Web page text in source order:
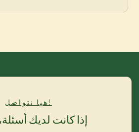
هيا نتواصل!
إذا كانت لديك